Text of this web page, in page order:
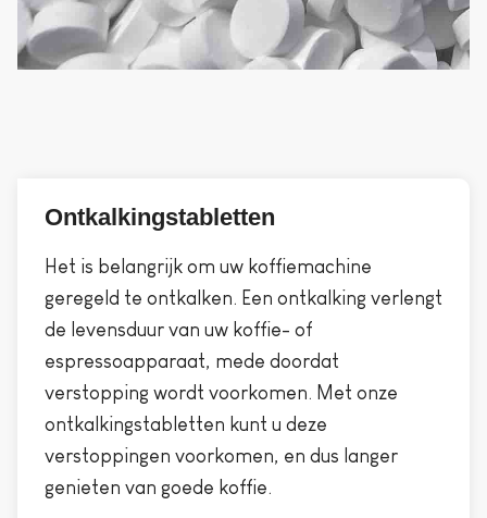
Ontkalkingstabletten
Het is belangrijk om uw koffiemachine
geregeld te ontkalken. Een ontkalking verlengt
de levensduur van uw koffie- of
espressoapparaat, mede doordat
verstopping wordt voorkomen. Met onze
ontkalkingstabletten kunt u deze
verstoppingen voorkomen, en dus langer
genieten van goede koffie.